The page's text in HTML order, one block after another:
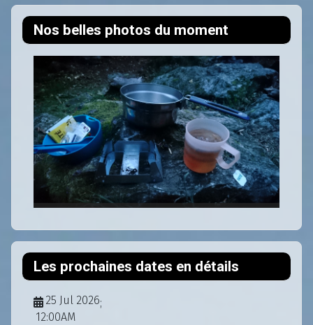
Nos belles photos du moment
Les prochaines dates en détails
25 Jul 2026;
12:00AM